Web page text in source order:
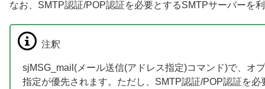
なお、SMTP認証/POP認証を必要とするSMTPサーバーを
注釈
sjMSG_mail(メール送信(アドレス指定)コマンド)で、オ
指定が優先されます。ただし、SMTP認証/POP認証を